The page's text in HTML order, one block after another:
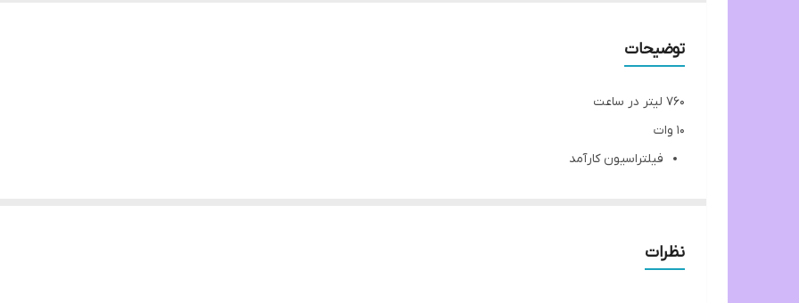
توضیحات
۷۶۰ لیتر در ساعت
10 وات
فیلتراسیون کارآمد
ساختار چند لایه ای فیلتر و فیلتراسیون چند مرحله ای
مناسب برای انواع آکواریوم های آب شور و شیرین
نظرات